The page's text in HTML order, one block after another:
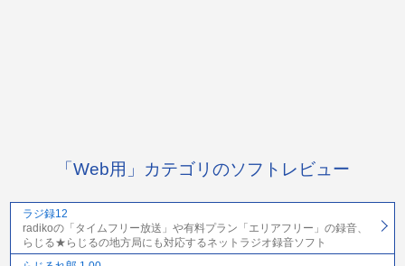
「Web用」カテゴリのソフトレビュー
ラジ録12
radikoの「タイムフリー放送」や有料プラン「エリアフリー」の録音、
らじる★らじるの地方局にも対応するネットラジオ録音ソフト